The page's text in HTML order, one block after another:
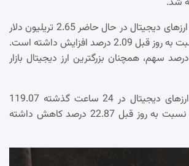
ارزش کل بازار جهانی ارزهای دیجیتال در حال حاضر 2.65 تریلیون دلار
برآورد می‌شود که نسبت به روز قبل 2.09 درصد افزایش داشته است.
بیت‌کوین با 61.35 درصد سهم، همچنان بزرگترین ارز دیجیتال بازار
حجم کل معاملات ارزهای دیجیتال در 24 ساعت گذشته 119.07
میلیارد دلار بوده که نسبت به روز قبل 22.87 درصد کاهش داشته